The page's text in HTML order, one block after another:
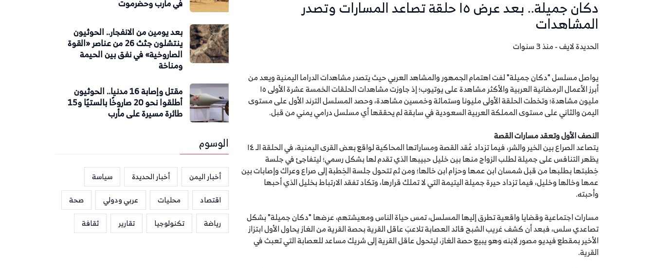
دكان جميلة.. بعد عرض ١٥ حلقة تصاعد المسارات وتصدر
المشاهدات
الحديدة لايف - منذ 3 سنوات
يواصل مسلسل "دكان جميلة" لفت اهتمام الجمهور والمشاهد العربي حيث يتصدر مشاهدات الدراما اليمنية ويعد من
أبرز الأعمال الرمضانية العربية والأكثر مشاهدة على يوتيوب؛ إذ جاوزت مشاهدات الحلقات الخمسة عشرة الأولى ١٥
مليون مشاهدة؛ وتخطت الحلقة الأولى مليونا وستمائة وخمسين مشاهدة، وحصد المسلسل الترند الأول على مستوى
اليمن والثاني على مستوى المملكة العربية السعودية في سابقة لم يحققها أي مسلسل درامي يمني من قبل.
النصف الأول وتعقد مسارات القصة
يتصاعد الصراع بين الخير والشر، فيما تزداد عُقد القصة ومساراتها المحاكية لواقع بعض القرى اليمنية، في الحلقة الـ ١٤
يظهر التنافس على جميلة لطلب الزواج منها بين خليل حبيبها الذي تقدم لها بشكل رسمي؛ ليتفاجئ في جلسة
خِطبتها بطلبها من قبل شمسان ابن عمها وحزام ابن خالها؛ ومن ثم تتحول جلسة الخِطبة إلى صراع وعراك وإصابات بين
عمها وخالها وخليل، فيما تزداد حيرة جميلة اليتيمة التي لا تملك قرارها، وتكاد تفقد الارتباط بخليل الذي أحبها
وأحبته.
مسارات اجتماعية وقضايا واقعية تطرق إليها المسلسل، تمس حياة الناس ومعيشتهم، عرضها "دكان جميلة" بشكل
تصاعدي سلس، فبعد أن كشف غريب الشبح قائد العصابة تلاعبَ عاقل القرية بحصة القرية من الغاز يحاول الأول ابتزاز
الأخير بمقطع فيديو مصور لابنه وهو يبيع حصة الغاز، ليتحول عاقل القرية إلى شريك مساعد للعصابة التي تعبث في
القرية.
في مأرب وحضرموت
بعد يومين من الانفجار.. الحوثيون
ينتشلون جثث 26 من عناصر «القوة
الصاروخية» في نفق بين الحيمة
ومناخة
مقتل وإصابة 16 مدنيا.. الحوثيون
أطلقوا نحو 20 صاروخًا بالستيًا و15
طائرة مسيرة على مأرب
الوسوم
أخبار اليمن أخبار الحديدة
سياسة
اقتصاد
محليات عربي ودولي
صحة
رياضة
تكنولوجيا تقارير ثقافة